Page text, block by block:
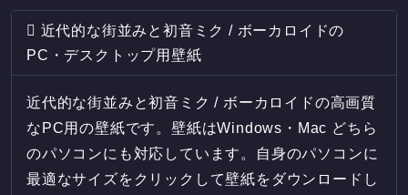
近代的な街並みと初音ミク / ボーカロイドの
PC・デスクトップ用壁紙
近代的な街並みと初音ミク / ボーカロイドの高画質
なPC用の壁紙です。壁紙はWindows・Mac どちら
のパソコンにも対応しています。自身のパソコンに
最適なサイズをクリックして壁紙をダウンロードし